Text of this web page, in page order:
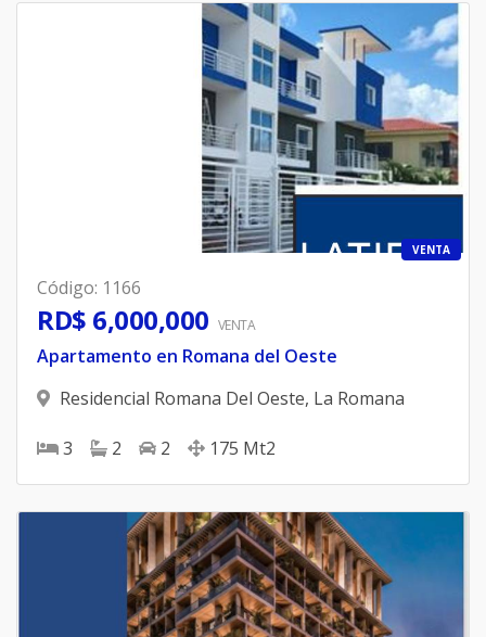
VENTA
Código: 1166
RD$ 6,000,000 VENTA
Apartamento en Romana del Oeste
Residencial Romana Del Oeste, La Romana
3 2 2 175 Mt2